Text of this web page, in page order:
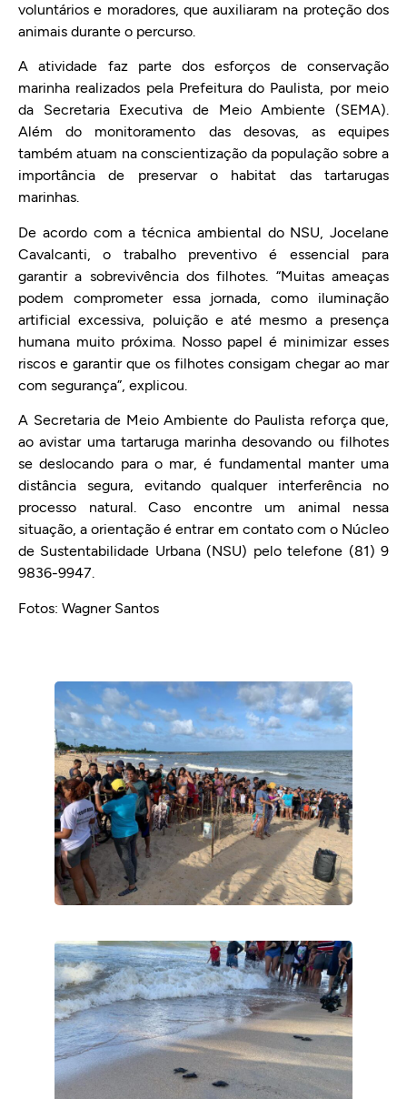
voluntários e moradores, que auxiliaram na proteção dos
animais durante o percurso.
A atividade faz parte dos esforços de conservação
marinha realizados pela Prefeitura do Paulista, por meio
da Secretaria Executiva de Meio Ambiente (SEMA).
Além do monitoramento das desovas, as equipes
também atuam na conscientização da população sobre a
importância de preservar o habitat das tartarugas
marinhas.
De acordo com a técnica ambiental do NSU, Jocelane
Cavalcanti, o trabalho preventivo é essencial para
garantir a sobrevivência dos filhotes. “Muitas ameaças
podem comprometer essa jornada, como iluminação
artificial excessiva, poluição e até mesmo a presença
humana muito próxima. Nosso papel é minimizar esses
riscos e garantir que os filhotes consigam chegar ao mar
com segurança”, explicou.
A Secretaria de Meio Ambiente do Paulista reforça que,
ao avistar uma tartaruga marinha desovando ou filhotes
se deslocando para o mar, é fundamental manter uma
distância segura, evitando qualquer interferência no
processo natural. Caso encontre um animal nessa
situação, a orientação é entrar em contato com o Núcleo
de Sustentabilidade Urbana (NSU) pelo telefone (81) 9
9836-9947.
Fotos: Wagner Santos